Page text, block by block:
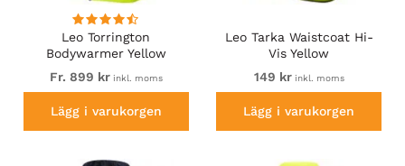
Leo Torrington
Bodywarmer Yellow
Fr. 899 krinkl. moms
Lägg i varukorgen
Leo Tarka Waistcoat Hi-
Vis Yellow
149 krinkl. moms
Lägg i varukorgen